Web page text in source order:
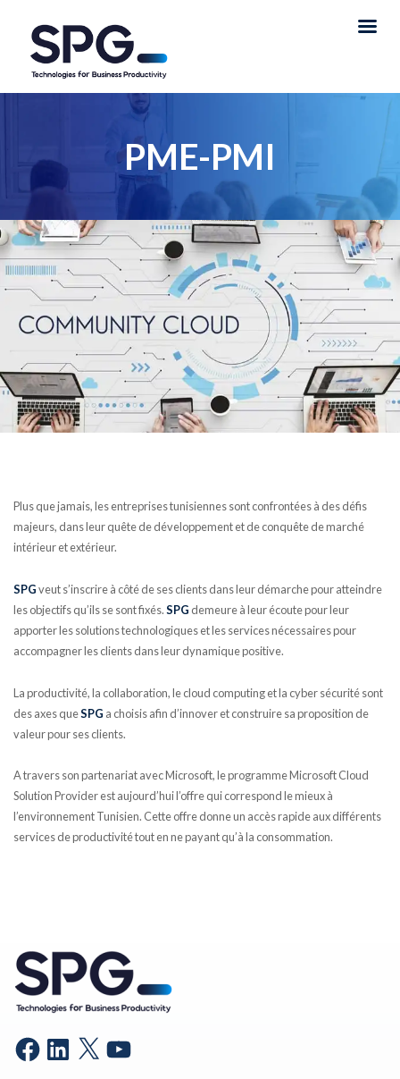
PME-PMI
Plus que jamais, les entreprises tunisiennes sont confrontées à des défis
majeurs, dans leur quête de développement et de conquête de marché
intérieur et extérieur.
SPGveut s’inscrire à côté de ses clients dans leur démarche pour atteindre
les objectifs qu’ils se sont fixés.SPG demeure à leur écoute pour leur
apporter les solutions technologiques et les services nécessaires pour
accompagner les clients dans leur dynamique positive.
La productivité, la collaboration, le cloud computing et la cyber sécurité sont
des axes queSPG a choisis afin d’innover et construire sa proposition de
valeur pour ses clients.
A travers son partenariat avec Microsoft, le programme Microsoft Cloud
Solution Provider est aujourd’hui l’offre qui correspond le mieux à
l’environnement Tunisien. Cette offre donne un accès rapide aux différents
services de productivité tout en ne payant qu’à la consommation.